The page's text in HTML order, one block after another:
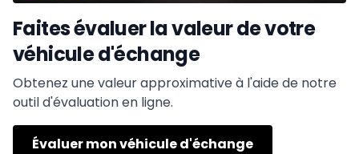
Faites évaluer la valeur de votre
véhicule d'échange
Obtenez une valeur approximative à l'aide de notre
outil d'évaluation en ligne.
Évaluer mon véhicule d'échange